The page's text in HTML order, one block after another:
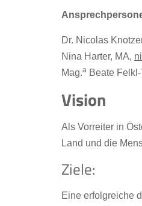
Dr. Nicolas
Nina Harter, MA,
Mag.a Beate
Vision
Als Vorreiter in
Land und die
Ziele:
Eine erfolgreiche